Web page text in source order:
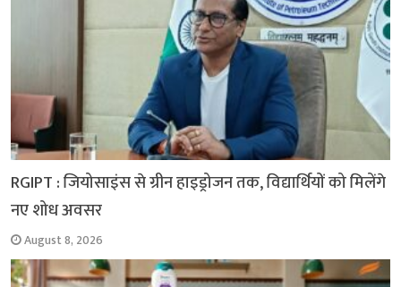
RGIPT : जियोसाइंस से ग्रीन हाइड्रोजन तक, विद्यार्थियों को मिलेंगे
नए शोध अवसर
August 8, 2026